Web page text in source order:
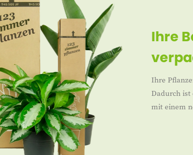
Ihre
Ihre
Dadurch ist
mit einem